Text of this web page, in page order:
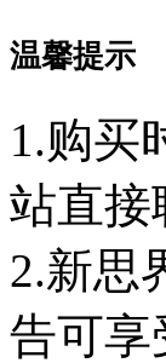
温馨提示
1.购买
站直接
2.新思
告可享